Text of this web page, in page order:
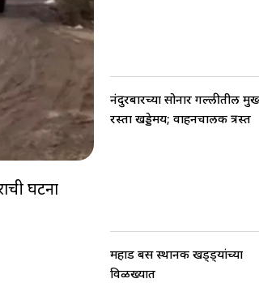
घटना
नंदुरबारच्या सोनार गल्लीतील
रस्ता खड्डेमय; वाहनचालक त्रस्त
महाड बस स्थानक खड्ड्यांच्या
विळख्यात